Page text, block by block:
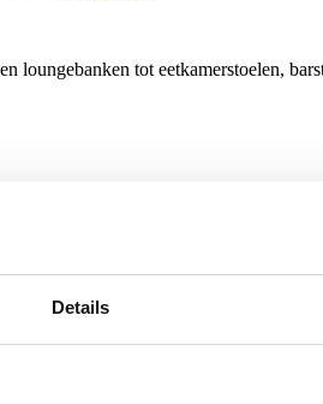
Details
tot eetkamerstoelen,
na een lange dag (of dit nou
en andere zitmeubelen die comfort
, bij Meubelcity bent u verzekerd
bij uw bestaande interieur. Win –